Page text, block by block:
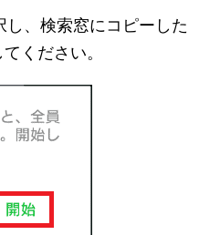
し、検索窓にコピーした
ください。